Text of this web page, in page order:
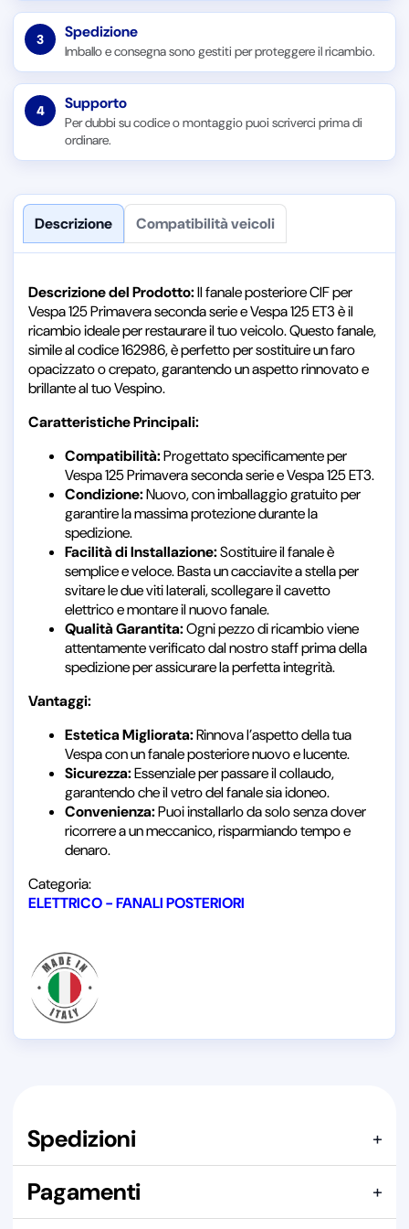
3 Spedizione
Imballo e consegna sono gestiti per proteggere il ricambio.
4 Supporto
Per dubbi su codice o montaggio puoi scriverci prima di
ordinare.
Descrizione Compatibilità veicoli
Descrizione del Prodotto:Il fanale posteriore CIF per
Vespa 125 Primavera seconda serie e Vespa 125 ET3 è il
ricambio ideale per restaurare il tuo veicolo. Questo fanale,
simile al codice 162986, è perfetto per sostituire un faro
opacizzato o crepato, garantendo un aspetto rinnovato e
brillante al tuo Vespino.
Caratteristiche Principali:
Compatibilità:Progettato specificamente per
Vespa 125 Primavera seconda serie e Vespa 125 ET3.
Condizione:Nuovo, con imballaggio gratuito per
garantire la massima protezione durante la
spedizione.
Facilità di Installazione:Sostituire il fanale è
semplice e veloce. Basta un cacciavite a stella per
svitare le due viti laterali, scollegare il cavetto
elettrico e montare il nuovo fanale.
Qualità Garantita:Ogni pezzo di ricambio viene
attentamente verificato dal nostro staff prima della
spedizione per assicurare la perfetta integrità.
Vantaggi:
Estetica Migliorata:Rinnova l’aspetto della tua
Vespa con un fanale posteriore nuovo e lucente.
Sicurezza:Essenziale per passare il collaudo,
garantendo che il vetro del fanale sia idoneo.
Convenienza:Puoi installarlo da solo senza dover
ricorrere a un meccanico, risparmiando tempo e
denaro.
Categoria:
ELETTRICO - FANALI POSTERIORI
Spedizioni +
Spedizione consigliata:
Indicazione riferita a un singolo pezzo. Il costo effettivo dipende
Pagamenti +